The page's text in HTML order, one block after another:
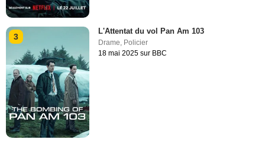
3
L'Attentat du vol Pan Am 103
Drame, Policier
18 mai 2025 sur BBC